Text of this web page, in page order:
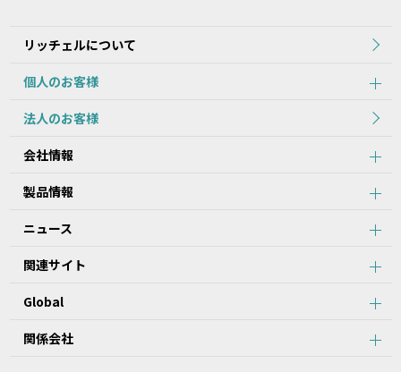
製品本体に同梱されている本データ等の内容と異なる場合がありま
す。
1.本データ等について、当該製品を購入されたお客様以外からのお
問い合わせにはお応えできない場合がありますことをご了承くださ
2.本サービスでは、すべての製品の本データ等を提供しているわけ
当該製品につき本データ等をご提供できない場合がありますので、
3.取扱説明書に記載の安全上のご注意は、本データ等が制作された
4.製品には、取扱説明書を補足するために、取扱説明書以外の印刷
を提供していません。
リッチェルについて
個人のお客様
法人のお客様
会社情報
製品情報
ニュース
関連サイト
Global
関係会社